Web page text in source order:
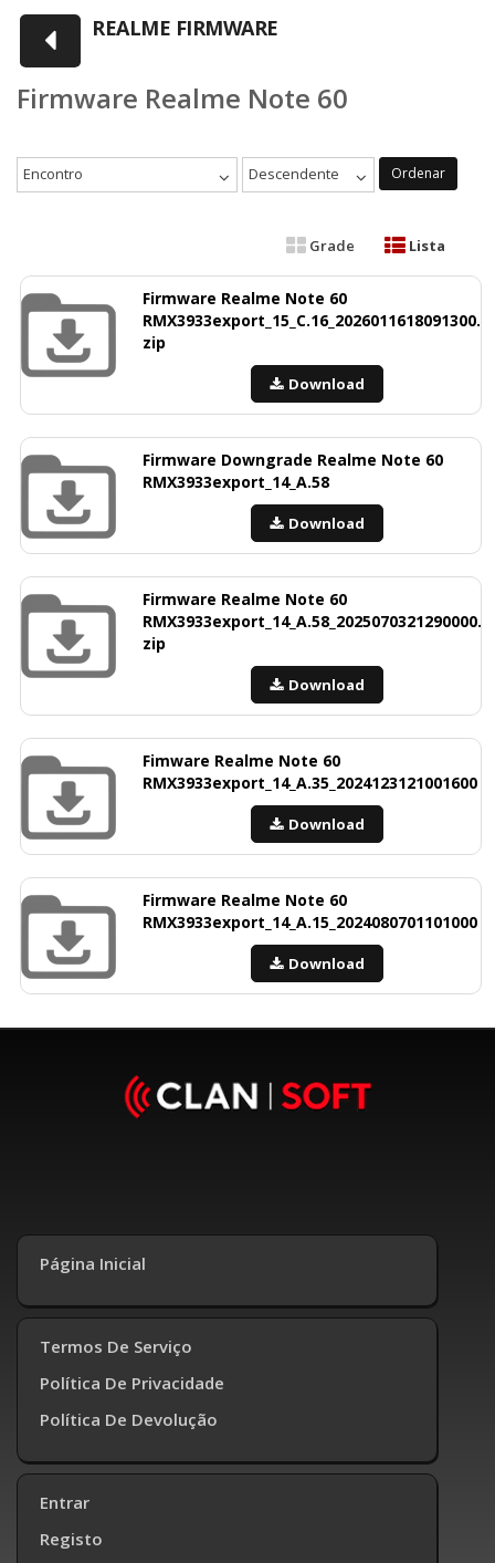
REALME FIRMWARE
Firmware Realme Note 60
Encontro Descendente Ordenar
Grade Lista
Firmware Realme Note 60
RMX3933export_15_C.16_2026011618091300.
zip
Download
Firmware Downgrade Realme Note 60
RMX3933export_14_A.58
Download
Firmware Realme Note 60
RMX3933export_14_A.58_2025070321290000.
zip
Download
Fimware Realme Note 60
RMX3933export_14_A.35_2024123121001600
Download
Firmware Realme Note 60
RMX3933export_14_A.15_2024080701101000
Download
Página Inicial
Termos De Serviço
Política De Privacidade
Política De Devolução
Entrar
Registo